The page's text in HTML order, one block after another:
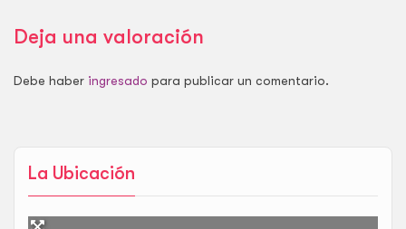
La Ubicación
Deja una valoración
Debe haber ingresado para publicar un comentario.